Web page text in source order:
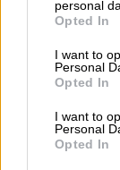
grant or deny
use your data
consent section.
personal
Opted In
I want to
Personal
Opted In
I want to
Personal
Opted In
Ο Ιβάν
αλλαγές,
λόγους
Τζολάκης
με τους
Τσιμίκα